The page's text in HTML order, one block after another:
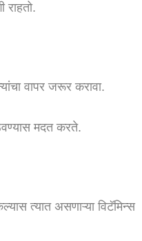
वापर जरूर करावा.
मदत करते.
त्यात असणाऱ्या विटॅमिन्स